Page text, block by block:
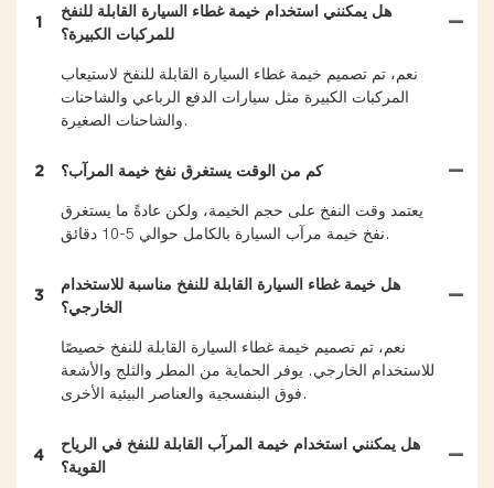
1
هل يمكنني استخدام خيمة غطاء السيارة القابلة للنفخ
للمركبات الكبيرة؟
نعم، تم تصميم خيمة غطاء السيارة القابلة للنفخ لاستيعاب
المركبات الكبيرة مثل سيارات الدفع الرباعي والشاحنات
والشاحنات الصغيرة.
2 كم من الوقت يستغرق نفخ خيمة المرآب؟
يعتمد وقت النفخ على حجم الخيمة، ولكن عادةً ما يستغرق
نفخ خيمة مرآب السيارة بالكامل حوالي 5-10 دقائق.
3
هل خيمة غطاء السيارة القابلة للنفخ مناسبة للاستخدام
الخارجي؟
نعم، تم تصميم خيمة غطاء السيارة القابلة للنفخ خصيصًا
للاستخدام الخارجي. يوفر الحماية من المطر والثلج والأشعة
فوق البنفسجية والعناصر البيئية الأخرى.
4
هل يمكنني استخدام خيمة المرآب القابلة للنفخ في الرياح
القوية؟